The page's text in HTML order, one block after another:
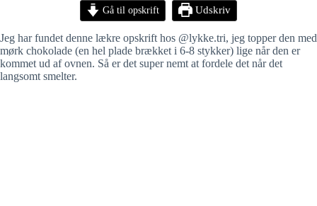
Gå til opskrift Udskriv
Jeg har fundet denne lækre opskrift hos @lykke.tri, jeg topper den med
mørk chokolade (en hel plade brækket i 6-8 stykker) lige når den er
kommet ud af ovnen. Så er det super nemt at fordele det når det
langsomt smelter.